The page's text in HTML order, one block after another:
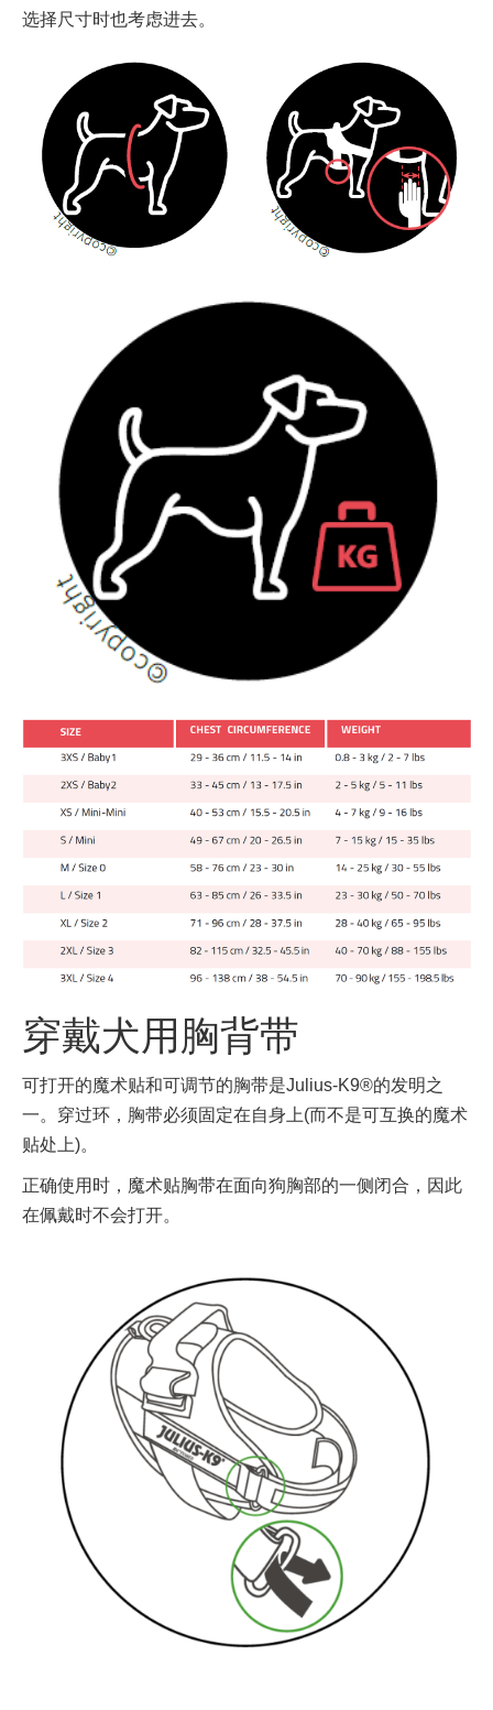
选择尺寸时也考虑进去。
穿戴犬用胸背带
可打开的魔术贴和可调节的胸带是Julius-K9®的发明之
一。穿过环，胸带必须固定在自身上(而不是可互换的魔术
贴处上)。
正确使用时，魔术贴胸带在面向狗胸部的一侧闭合，因此
在佩戴时不会打开。